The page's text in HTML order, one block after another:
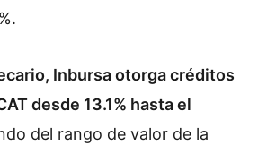
Inbursa otorga créditos
desde 13.1% hasta el
del rango de valor de la